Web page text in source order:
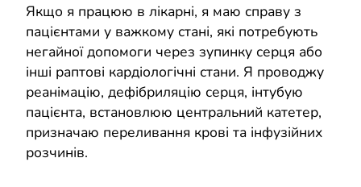
Якщо я працюю в лікарні, я маю справу з
пацієнтами у важкому стані, які потребують
негайної допомоги через зупинку серця або
інші раптові кардіологічні стани. Я проводжу
реанімацію, дефібриляцію серця, інтубую
пацієнта, встановлюю центральний катетер,
призначаю переливання крові та інфузійних
розчинів.